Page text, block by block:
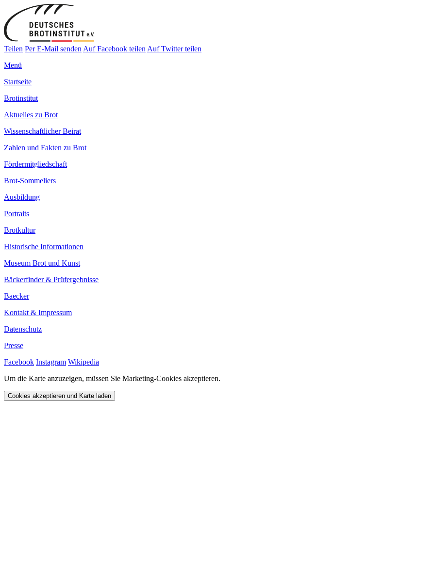
Teilen Per E-Mail senden Auf Facebook teilen Auf Twitter teilen
Menü
Startseite
Brotinstitut
Aktuelles zu Brot
Wissenschaftlicher Beirat
Zahlen und Fakten zu Brot
Fördermitgliedschaft
Brot-Sommeliers
Ausbildung
Portraits
Brotkultur
Historische Informationen
Museum Brot und Kunst
Bäckerfinder & Prüfergebnisse
Baecker
Kontakt & Impressum
Datenschutz
Presse
Facebook Instagram Wikipedia
Um die Karte anzuzeigen, müssen Sie Marketing-Cookies akzeptieren.
Cookies akzeptieren und Karte laden